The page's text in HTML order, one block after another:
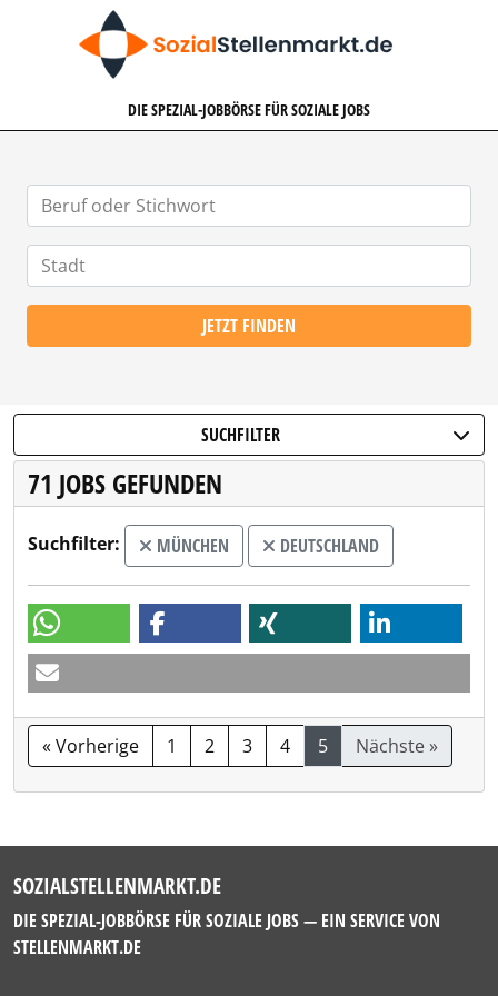
DIE SPEZIAL-JOBBÖRSE FÜR SOZIALE JOBS
JETZT FINDEN
SUCHFILTER
71 JOBS GEFUNDEN
Suchfilter: MÜNCHEN DEUTSCHLAND
« Vorherige 1 2 3 4 5 Nächste »
SOZIALSTELLENMARKT.DE
DIE SPEZIAL-JOBBÖRSE FÜR SOZIALE JOBS — EIN SERVICE VON
STELLENMARKT.DE